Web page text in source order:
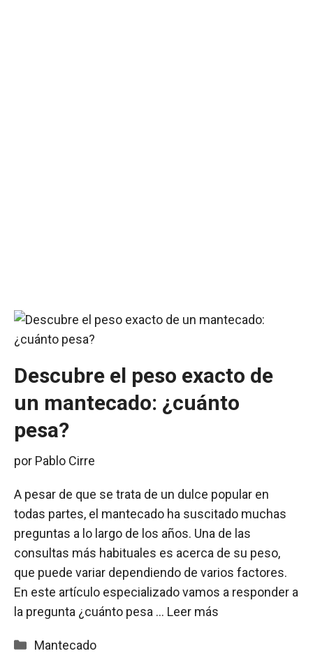
Descubre el peso exacto de
un mantecado: ¿cuánto
pesa?
por Pablo Cirre
A pesar de que se trata de un dulce popular en
todas partes, el mantecado ha suscitado muchas
preguntas a lo largo de los años. Una de las
consultas más habituales es acerca de su peso,
que puede variar dependiendo de varios factores.
En este artículo especializado vamos a responder a
la pregunta ¿cuánto pesa … Leer más
Categorías
Mantecado